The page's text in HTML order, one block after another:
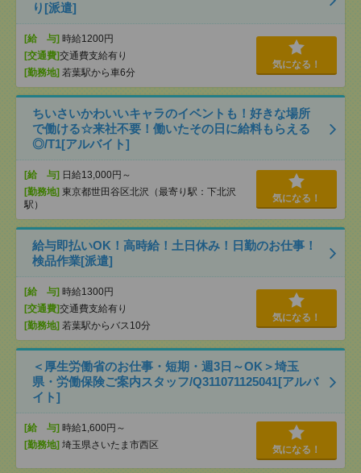
り[派遣]
[給 与] 時給1200円
[交通費]交通費支給有り
[勤務地] 若葉駅から車6分
気になる！
ちいさいかわいいキャラのイベントも！好きな場所
で働ける☆来社不要！働いたその日に給料もらえる
◎/T1[アルバイト]
[給 与] 日給13,000円～
[勤務地] 東京都世田谷区北沢（最寄り駅：下北沢
駅）
気になる！
給与即払いOK！高時給！土日休み！日勤のお仕事！
検品作業[派遣]
[給 与] 時給1300円
[交通費]交通費支給有り
[勤務地] 若葉駅からバス10分
気になる！
＜厚生労働省のお仕事・短期・週3日～OK＞埼玉
県・労働保険ご案内スタッフ/Q311071125041[アルバ
イト]
[給 与] 時給1,600円～
[勤務地] 埼玉県さいたま市西区 気になる！